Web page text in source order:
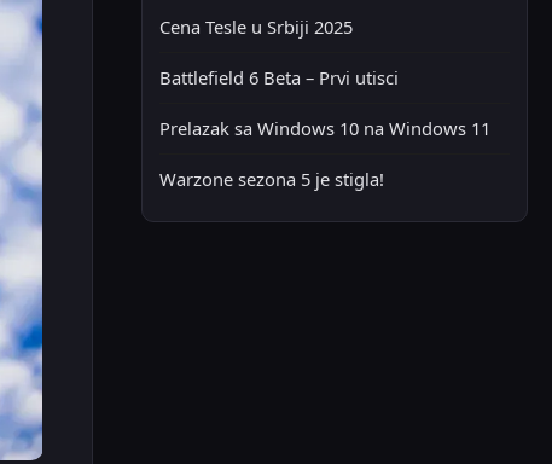
Cena Tesle u Srbiji 2025
Battlefield 6 Beta – Prvi utisci
Prelazak sa Windows 10 na Windows 11
Warzone sezona 5 je stigla!